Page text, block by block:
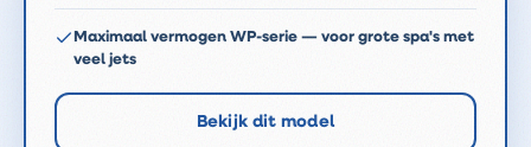
Maximaal vermogen WP-serie — voor grote spa's met
veel jets
Bekijk dit model